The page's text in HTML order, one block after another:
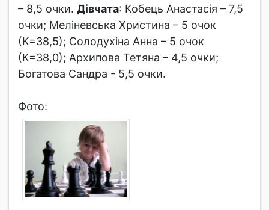
– 8,5 очки. Дівчата: Кобець Анастасія – 7,5
очки; Меліневська Христина – 5 очок
(К=38,5); Солодухіна Анна – 5 очок
(К=38,0); Архипова Тетяна – 4,5 очки;
Богатова Сандра - 5,5 очки.
Фото: